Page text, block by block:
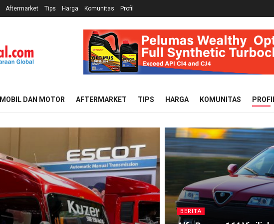
Aftermarket Tips Harga Komunitas Profil
MOBIL DAN MOTOR AFTERMARKET TIPS HARGA KOMUNITAS
BERITA